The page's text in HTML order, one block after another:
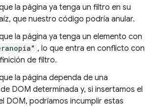
la página ya tenga un filtro en su
que nuestro código podría anular.
la página ya tenga un elemento con
, lo que entra en conflicto con
de filtro.
la página dependa de una
DOM determinada y, si insertamos el
DOM, podríamos incumplir estas